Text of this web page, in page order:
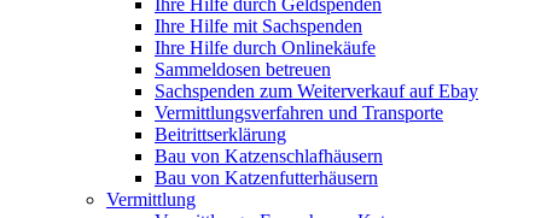
Ihre Hilfe durch Geldspenden
Ihre Hilfe mit Sachspenden
Ihre Hilfe durch Onlinekäufe
Sammeldosen betreuen
Sachspenden zum Weiterverkauf auf Ebay
Vermittlungsverfahren und Transporte
Beitrittserklärung
Bau von Katzenschlafhäusern
Bau von Katzenfutterhäusern
Vermittlung